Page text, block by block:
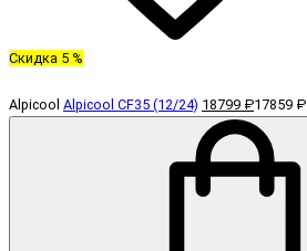
Скидка 5 %
Alpicool Alpicool CF35 (12/24) 18799 ₽17859 ₽